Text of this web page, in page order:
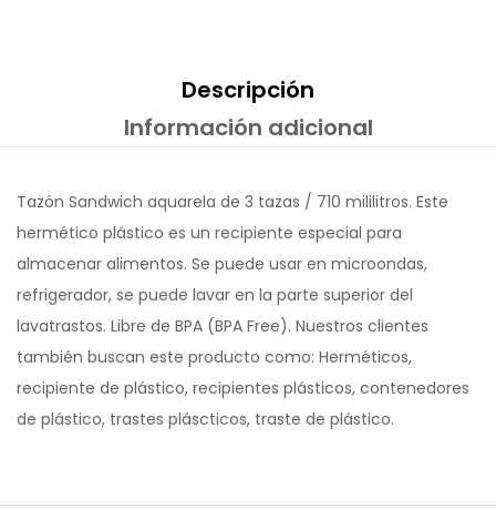
Descripción
Información adicional
Tazón Sandwich aquarela de 3 tazas / 710 mililitros. Este
hermético plástico es un recipiente especial para
almacenar alimentos. Se puede usar en microondas,
refrigerador, se puede lavar en la parte superior del
lavatrastos. Libre de BPA (BPA Free). Nuestros clientes
también buscan este producto como: Herméticos,
recipiente de plástico, recipientes plásticos, contenedores
de plástico, trastes pláscticos, traste de plástico.